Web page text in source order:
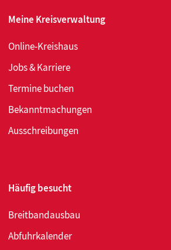
Meine Kreisverwaltung
Online-Kreishaus
Jobs & Karriere
Termine buchen
Bekanntmachungen
Ausschreibungen
Häufig besucht
Breitbandausbau
Abfuhrkalender